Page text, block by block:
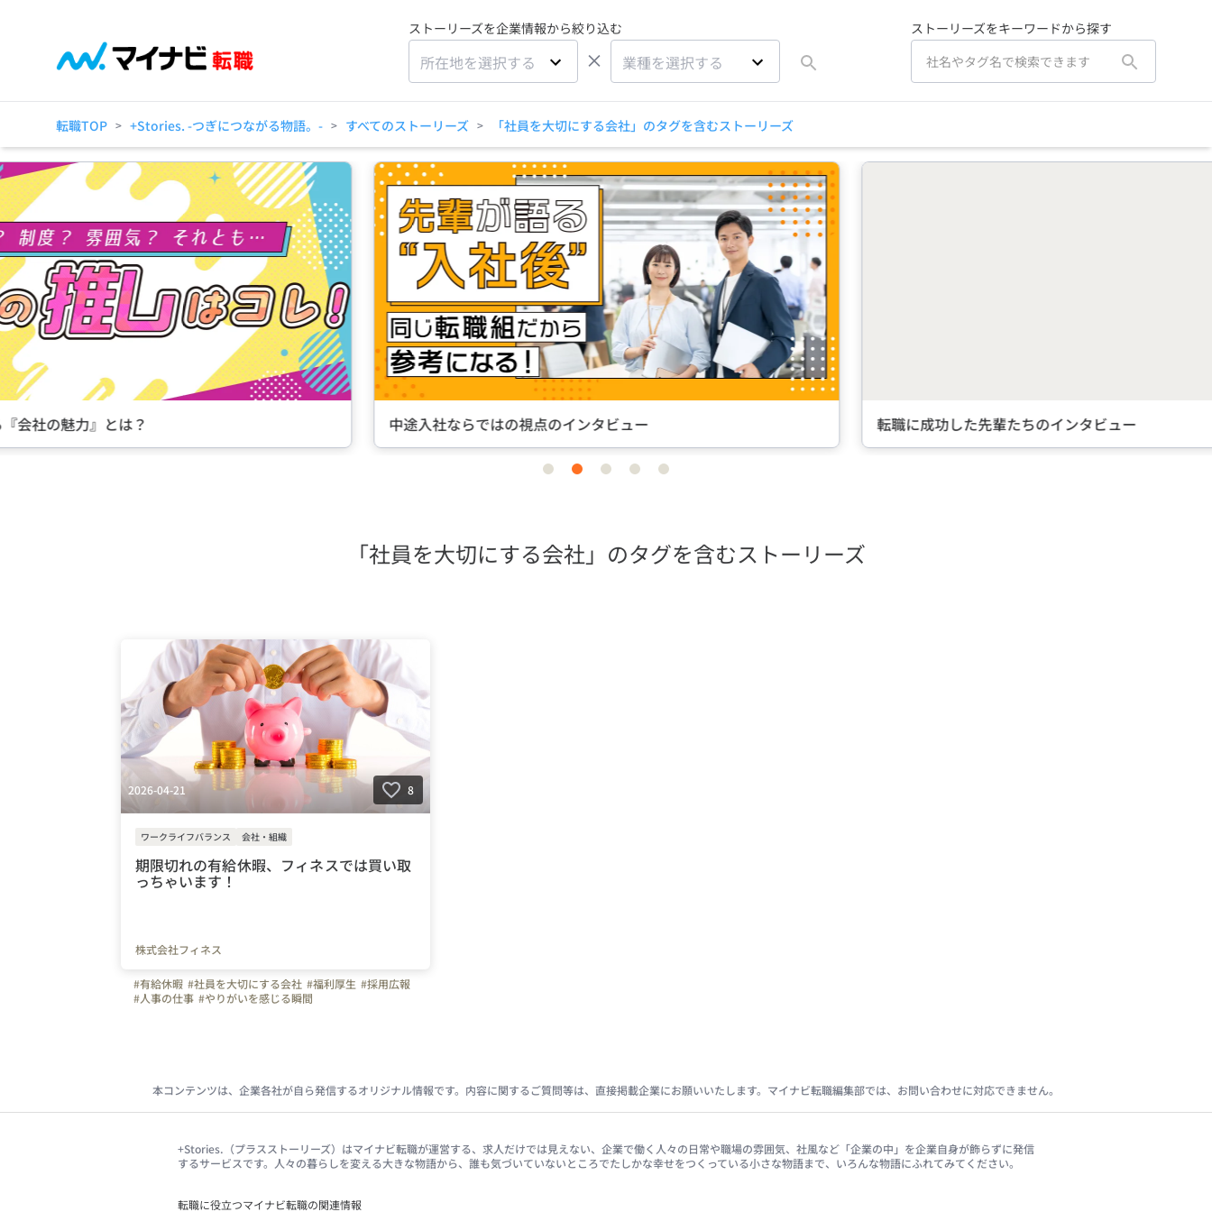
ストーリーズを企業情報から絞り込む
所在地を選択する × 業種を選択する
ストーリーズをキーワードから探す
転職TOP > +Stories. -つぎにつながる物語。- > すべてのストーリーズ > 「社員を大切にする会社」のタグを含むストーリーズ
会社の魅力』とは？ 中途入社ならではの視点のインタビュー 転職に成功した先輩たちのインタビュー
item item item item item
「社員を大切にする会社」のタグを含むストーリーズ
2026-04-21 8
ワークライフバランス 会社・組織
期限切れの有給休暇、フィネスでは買い取
っちゃいます！
株式会社フィネス
#有給休暇 #社員を大切にする会社 #福利厚生 #採用広報
#人事の仕事 #やりがいを感じる瞬間
本コンテンツは、企業各社が自ら発信するオリジナル情報です。内容に関するご質問等は、直接掲載企業にお願いいたします。マイナビ転職編集部では、お問い合わせに対応できません。
+Stories.（プラスストーリーズ）はマイナビ転職が運営する、求人だけでは見えない、企業で働く人々の日常や職場の雰囲気、社風など「企業の中」を企業自身が飾らずに発信
するサービスです。人々の暮らしを変える大きな物語から、誰も気づいていないところでたしかな幸せをつくっている小さな物語まで、いろんな物語にふれてみてください。
転職に役立つマイナビ転職の関連情報